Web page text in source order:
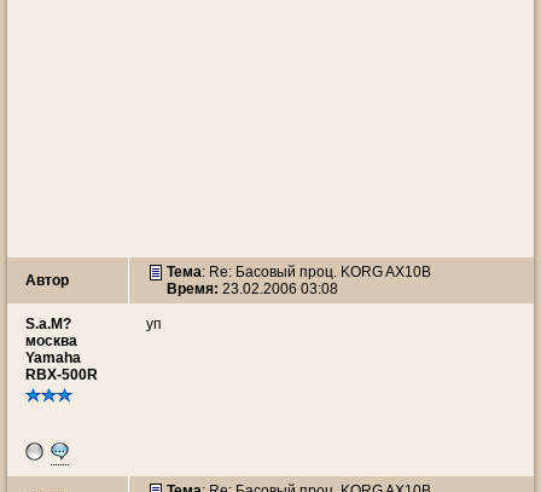
Автор Тема: Re: Басовый проц. KORG AX10B
Время: 23.02.2006 03:08
S.a.M?
москва
Yamaha
RBX-500R
уп